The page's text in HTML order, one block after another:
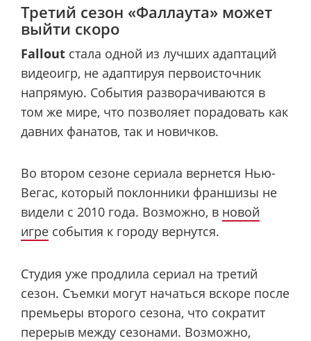
Третий сезон «Фаллаута» может
выйти скоро
Fallout стала одной из лучших адаптаций
видеоигр, не адаптируя первоисточник
напрямую. События разворачиваются в
том же мире, что позволяет порадовать как
давних фанатов, так и новичков.
Во втором сезоне сериала вернется Нью-
Вегас, который поклонники франшизы не
видели с 2010 года. Возможно, в новой
игре события к городу вернутся.
Студия уже продлила сериал на третий
сезон. Съемки могут начаться вскоре после
премьеры второго сезона, что сократит
перерыв между сезонами. Возможно,